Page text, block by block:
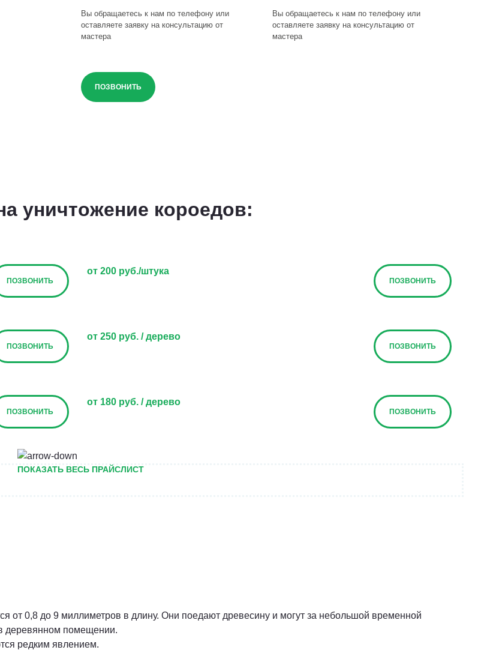
Вы обращаетесь к нам по телефону или
оставляете заявку на консультацию от
мастера
Вы обращаетесь к нам по телефону или
оставляете заявку на консультацию от
мастера
ПОЗВОНИТЬ
уничтожение короедов:
ПОЗВОНИТЬ
от 200 руб./штука
ПОЗВОНИТЬ
ПОЗВОНИТЬ
от 250 руб. / дерево
ПОЗВОНИТЬ
ПОЗВОНИТЬ
от 180 руб. / дерево
ПОЗВОНИТЬ
от 150 руб. / дерево
ПОКАЗАТЬ ВЕСЬ ПРАЙСЛИСТ
от 0,8 до 9 миллиметров в длину. Они поедают древесину и могут за небольшой временной
деревянном помещении.
редким явлением.